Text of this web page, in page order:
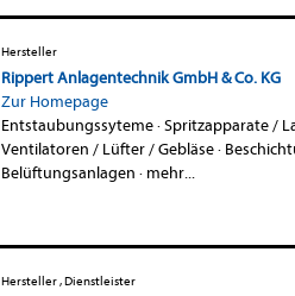
Hersteller
Rippert Anlagentechnik GmbH & Co. KG
Zur Homepage
Entstaubungssyteme·Spritzapparate /
Ventilatoren / Lüfter / Gebläse·
Belüftungsanlagen · mehr...
Hersteller , Dienstleister